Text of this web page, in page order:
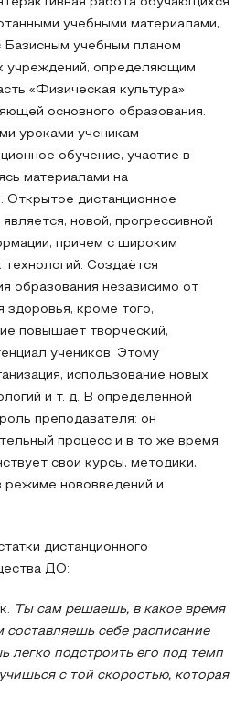
учебными материалами,
Базисным учебным планом
учреждений, определяющим
«Физическая культура»
основного образования.
уроками ученикам
обучение, участие в
материалами на
Открытое дистанционное
новой, прогрессивной
причем с широким
Создаётся
образования независимо от
здоровья, кроме того,
повышает творческий,
учеников. Этому
использование новых
и т. д. В определенной
преподавателя: он
процесс и в то же время
свои курсы, методики,
режиме нововведений и
дистанционного
ДО:
Ты сам решаешь, в какое время
составляешь себе расписание
легко подстроить его под темп
с той скоростью, которая